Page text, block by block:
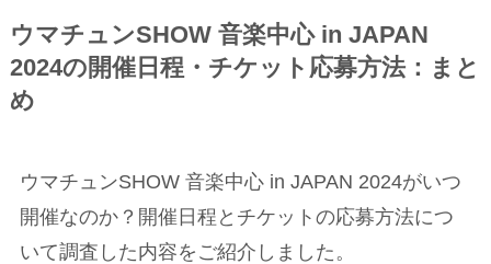
ウマチュンSHOW 音楽中心 in JAPAN
2024の開催日程・チケット応募方法：まと
め
ウマチュンSHOW 音楽中心 in JAPAN 2024がいつ
開催なのか？開催日程とチケットの応募方法につ
いて調査した内容をご紹介しました。